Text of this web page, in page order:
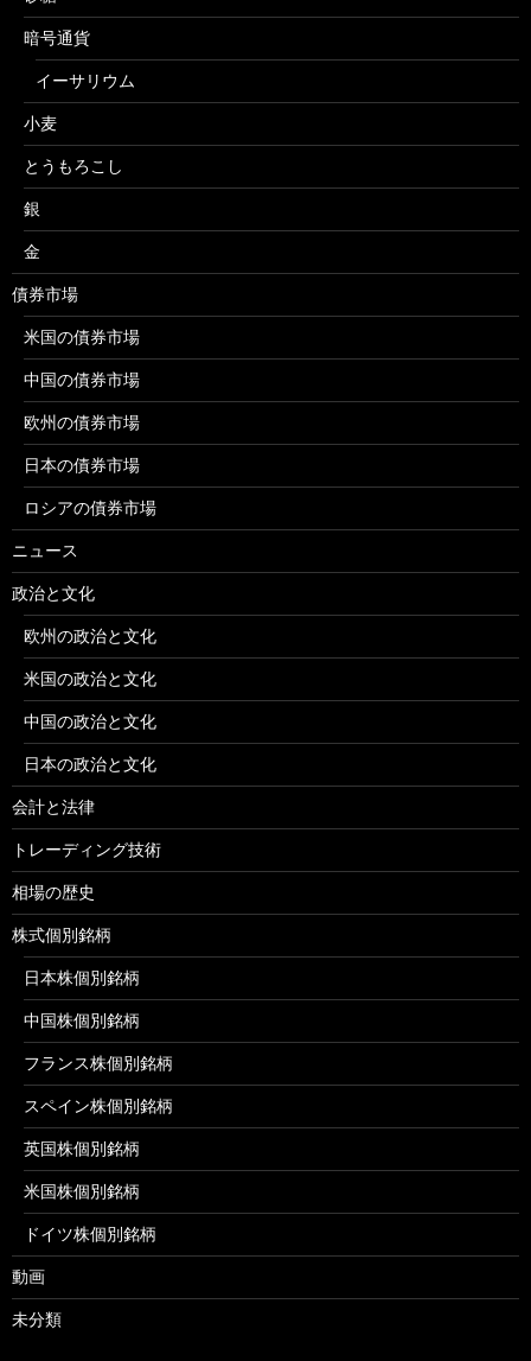
暗号通貨
イーサリウム
小麦
とうもろこし
銀
金
債券市場
米国の債券市場
中国の債券市場
欧州の債券市場
日本の債券市場
ロシアの債券市場
ニュース
政治と文化
欧州の政治と文化
米国の政治と文化
中国の政治と文化
日本の政治と文化
会計と法律
トレーディング技術
相場の歴史
株式個別銘柄
日本株個別銘柄
中国株個別銘柄
フランス株個別銘柄
スペイン株個別銘柄
英国株個別銘柄
米国株個別銘柄
ドイツ株個別銘柄
動画
未分類